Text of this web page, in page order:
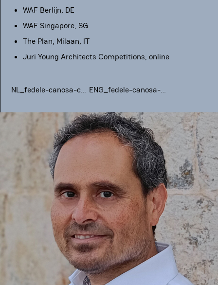
WAF Berlijn, DE
WAF Singapore, SG
The Plan, Milaan, IT
Juri Young Architects Competitions, online
NL_fedele-canosa-cv.pdf ENG_fedele-canosa-cv.pdf